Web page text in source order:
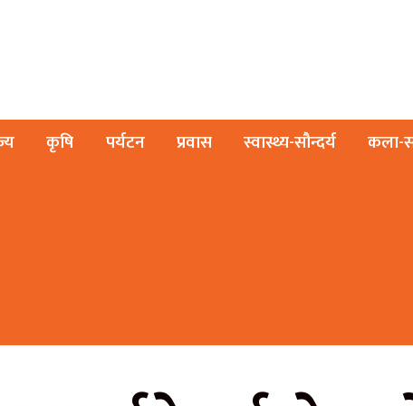
कृषि पर्यटन प्रवास स्वास्थ्य-सौन्दर्य कला-